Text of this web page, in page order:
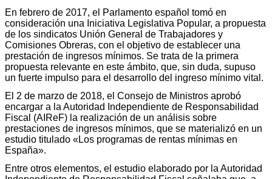
En febrero de 2017, el Parlamento español tomó en
consideración una Iniciativa Legislativa Popular, a propuesta
de los sindicatos Unión General de Trabajadores y
Comisiones Obreras, con el objetivo de establecer una
prestación de ingresos mínimos. Se trata de la primera
propuesta relevante en este ámbito, que, sin duda, supuso
un fuerte impulso para el desarrollo del ingreso mínimo vital.
El 2 de marzo de 2018, el Consejo de Ministros aprobó
encargar a la Autoridad Independiente de Responsabilidad
Fiscal (AIReF) la realización de un análisis sobre
prestaciones de ingresos mínimos, que se materializó en un
estudio titulado «Los programas de rentas mínimas en
España».
Entre otros elementos, el estudio elaborado por la Autoridad